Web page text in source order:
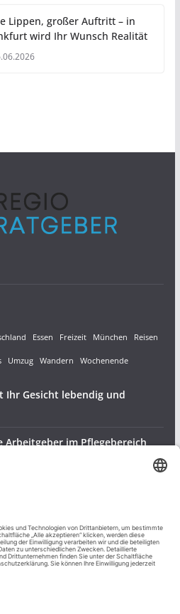
Lippen, großer Auftritt – in
wird Ihr Wunsch Realität
Essen Freizeit München Reisen
Umzug Wandern Wochenende
Ihr Gesicht lebendig und
Arbeitgeber im Pflegebereich